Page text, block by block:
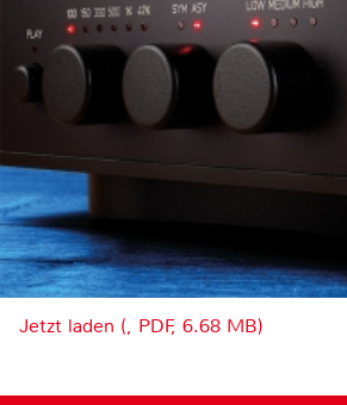
Jetzt laden (, PDF, 6.68 MB)